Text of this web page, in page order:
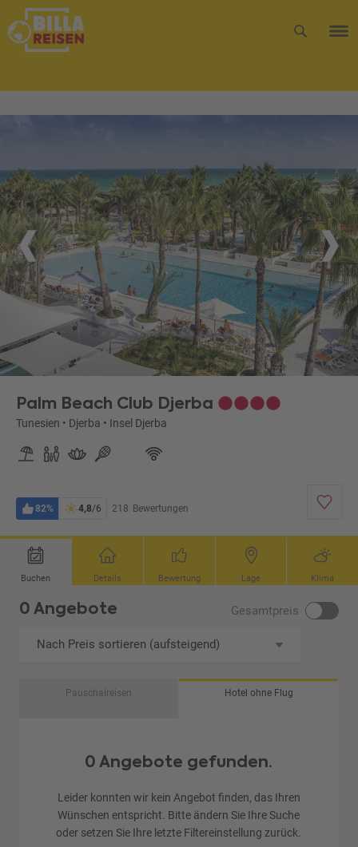
DCM & DP1)
Palm Beach Club Djerba
Tunesien • Djerba • Insel Djerba
82% 4,8/6 218 Bewertungen
Buchen Details Bewertung Lage Klima
0 Angebote Gesamtpreis
Nach Preis sortieren (aufsteigend)
Pauschalreisen Hotel ohne Flug
0 Angebote gefunden.
Leider konnten wir kein Angebot finden, das Ihren
Wünschen entspricht. Bitte ändern Sie Ihre Suche
oder setzen Sie Ihre letzte Filtereinstellung zurück.